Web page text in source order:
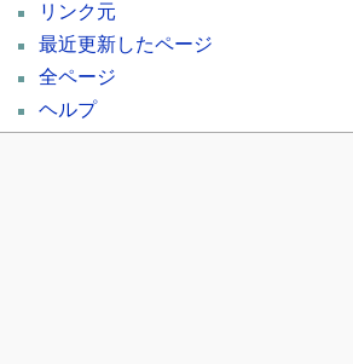
リンク元
最近更新したページ
全ページ
ヘルプ